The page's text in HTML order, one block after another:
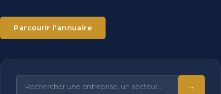
Parcourir l'annuaire
→